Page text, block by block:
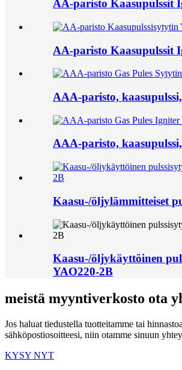
AA-paristo Kaasupulssit
AA-paristo Kaasupulssit
AAA-paristo,
AAA-paristo,
Kaasu-/öljylämmitteiset
Kaasu-/öljykäyttöinen
YAO220-2B
meistä myyntiverkosto ota
Jos haluat tiedustella tuotteitamme tai
sähköpostiosoitteesi, niin otamme sinuun
KYSY NYT